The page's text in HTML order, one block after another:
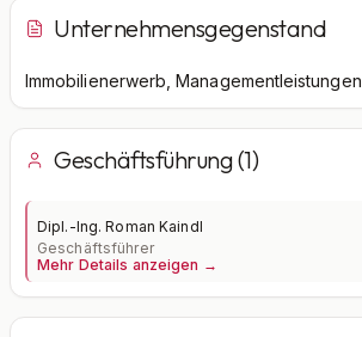
Unternehmensgegenstand
Immobilienerwerb, Managementleistungen
Geschäftsführung (1)
Dipl.-Ing. Roman Kaindl
Geschäftsführer
Mehr Details anzeigen →